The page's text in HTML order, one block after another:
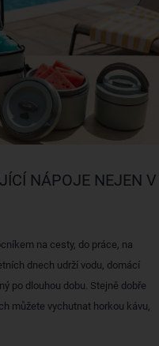
NÁPOJE NEJEN V
na cesty, do práce, na
dnech udrží vodu, domácí
po dlouhou dobu. Stejně dobře
můžete vychutnat horkou kávu,